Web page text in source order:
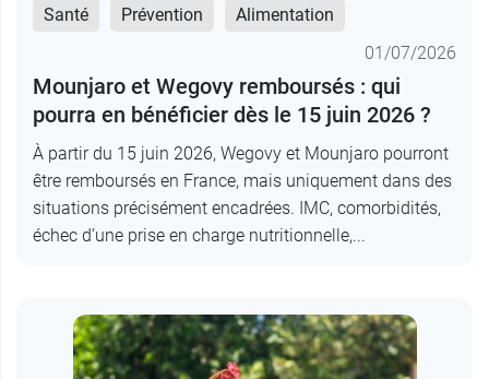
Santé Prévention
Alimentation
01/07/2026
Mounjaro et Wegovy remboursés : qui
pourra en bénéficier dès le 15 juin 2026 ?
À partir du 15 juin 2026, Wegovy et Mounjaro pourront
être remboursés en France, mais uniquement dans des
situations précisément encadrées. IMC, comorbidités,
échec d’une prise en charge nutritionnelle,...